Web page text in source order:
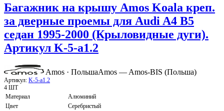
Багажник на крышу Amos Koala креп.
за дверные проемы для Audi A4 B5
седан 1995-2000 (Крыловидные дуги).
Артикул K-5-a1.2
Amos · ПольшаAmos — Amos-BIS (Польша)
Артикул: K-5-a1.2
4 ШТ
Материал
Алюминий
Цвет
Серебристый